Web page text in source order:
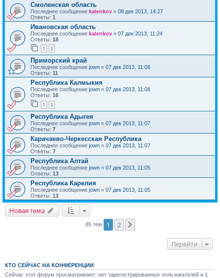
Смоленская область
Последнее сообщение kalenkov « 08 дек 2013, 14:27
Ответы: 1
Ивановская область
Последнее сообщение kalenkov « 07 дек 2013, 11:24
Ответы: 18
1 2
Приморский край
Последнее сообщение jown « 07 дек 2013, 11:08
Ответы: 11
Республика Калмыкия
Последнее сообщение jown « 07 дек 2013, 11:08
Ответы: 16
1 2
Республика Адыгея
Последнее сообщение jown « 07 дек 2013, 11:07
Ответы: 7
Карачаево-Черкесская Республика
Последнее сообщение jown « 07 дек 2013, 11:07
Ответы: 7
Республика Алтай
Последнее сообщение jown « 07 дек 2013, 11:05
Ответы: 13
Республика Карелия
Последнее сообщение jown « 07 дек 2013, 11:05
Ответы: 13
Новая тема
85 тем 1 2
Перейти
КТО СЕЙЧАС НА КОНФЕРЕНЦИИ
Сейчас этот форум просматривают: нет зарегистрированных пользователей и 1